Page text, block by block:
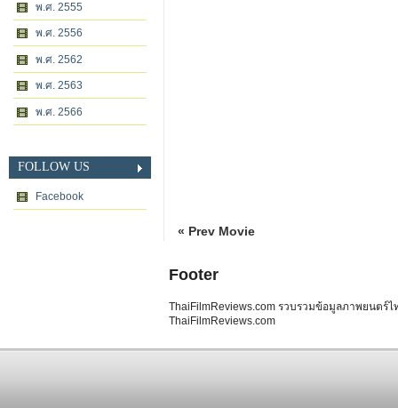
พ.ศ. 2555
พ.ศ. 2556
พ.ศ. 2562
พ.ศ. 2563
พ.ศ. 2566
FOLLOW US
Facebook
« Prev Movie
Footer
ThaiFilmReviews.com รวบรวมข้อมูลภาพยนตร์
ThaiFilmReviews.com